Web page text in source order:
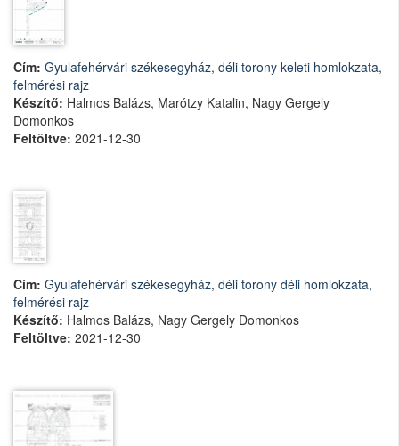
Cím: Gyulafehérvári székesegyház, déli torony keleti homlokzata,
felmérési rajz
Készítő: Halmos Balázs, Marótzy Katalin, Nagy Gergely
Domonkos
Feltöltve: 2021-12-30
Cím: Gyulafehérvári székesegyház, déli torony déli homlokzata,
felmérési rajz
Készítő: Halmos Balázs, Nagy Gergely Domonkos
Feltöltve: 2021-12-30